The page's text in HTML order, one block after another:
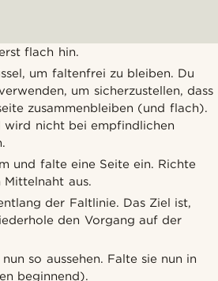
flach hin.
um faltenfrei zu bleiben. Du
um sicherzustellen, dass
zusammenbleiben (und flach).
wird nicht bei empfindlichen
und falte eine Seite ein. Richte
Mittelnaht aus.
der Faltlinie. Das Ziel ist,
den Vorgang auf der
so aussehen. Falte sie nun in
beginnend).